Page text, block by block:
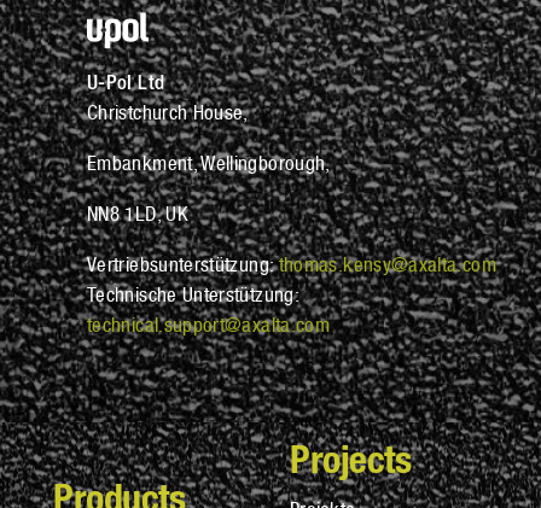
U-Pol Ltd
Christchurch House,
Embankment, Wellingborough,
NN8 1LD, UK
Vertriebsunterstützung:thomas.kensy@axalta.com
Technische Unterstützung:
technical.support@axalta.com
Products
Projects